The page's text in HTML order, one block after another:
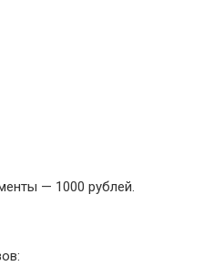
— 1000 рублей.